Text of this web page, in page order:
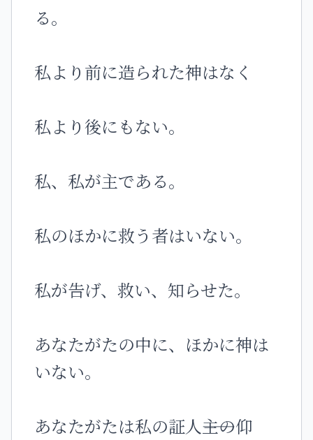
る。
私より前に造られた神はなく
私より後にもない。
私、私が主である。
私のほかに救う者はいない。
私が告げ、救い、知らせた。
あなたがたの中に、ほかに神は
いない。
あなたがたは私の証人――主の仰